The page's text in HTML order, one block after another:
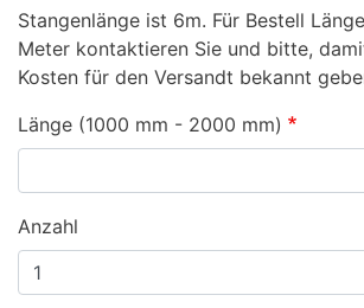
Stangenlänge ist 6m. Für Bestell
Meter kontaktieren Sie und bitte,
Kosten für den Versandt bekannt
Länge (1000 mm - 2000 mm)
Anzahl